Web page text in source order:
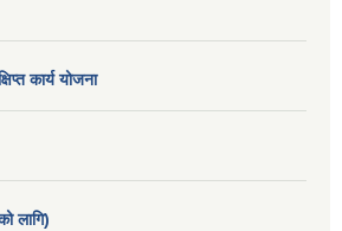
कार्य योजना
लागि)